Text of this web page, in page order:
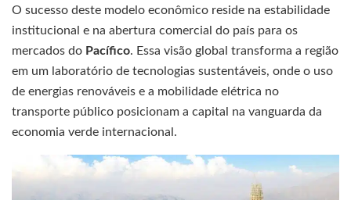
O sucesso deste modelo econômico reside na estabilidade
institucional e na abertura comercial do país para os
mercados do Pacífico. Essa visão global transforma a região
em um laboratório de tecnologias sustentáveis, onde o uso
de energias renováveis e a mobilidade elétrica no
transporte público posicionam a capital na vanguarda da
economia verde internacional.